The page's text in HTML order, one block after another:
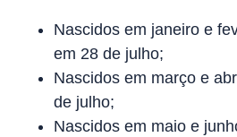
Nascidos em janeiro e
em 28 de julho;
Nascidos em março e
de julho;
Nascidos em maio e